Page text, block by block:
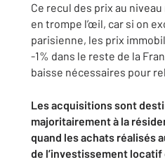
Ce recul des prix au
en trompe l’œil, car si on
parisienne, les prix
-1% dans le reste de la
baisse nécessaires pour
Les acquisitions sont
majoritairement à la
quand les achats réalisés
de l’investissement